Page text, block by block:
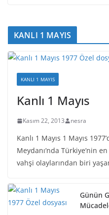
KANLI 1 MAYIS
KANLI 1 MAYIS
Kanlı 1 Mayıs
Kasım 22, 2013 nesra
Kanlı 1 Mayıs 1 Mayıs
Meydanı’nda Türkiye’nin
vahşi olaylarından biri
Günün